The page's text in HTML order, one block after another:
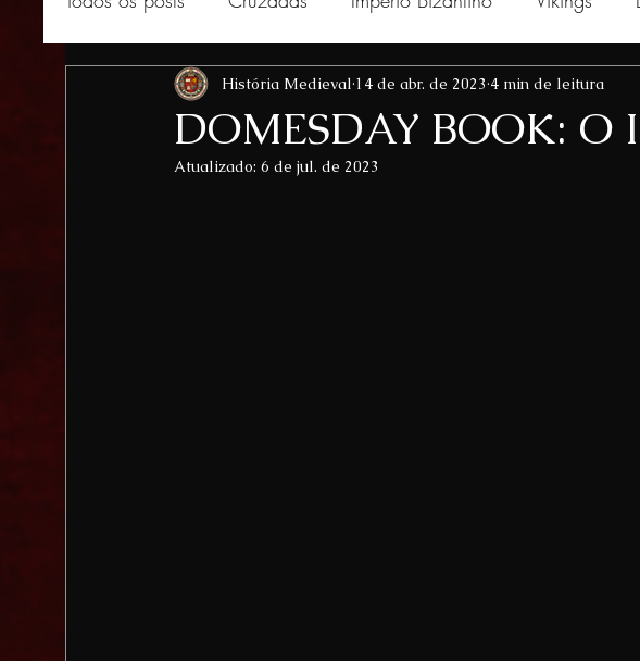
África medieval Curiosidades medievais
DOMESDAY BOOK: O
História Medieval 14 de abr. de 2023 4 min de leitura
Atualizado: 6 de jul. de 2023